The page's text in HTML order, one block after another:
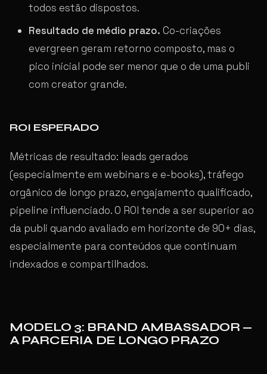
todos estão dispostos.
Resultado de médio prazo. Co-criações
evergreen geram retorno composto, mas o
pico inicial pode ser menor que o de uma publi
com creator grande.
ROI ESPERADO
Métricas de resultado: leads gerados
(especialmente em webinars e e-books), tráfego
orgânico de longo prazo, engajamento qualificado,
pipeline influenciado. O ROI tende a ser superior ao
da publi quando avaliado em horizonte de 90+ dias,
especialmente para conteúdos que continuam
indexados e compartilhados.
MODELO 3: BRAND AMBASSADOR —
A PARCERIA DE LONGO PRAZO